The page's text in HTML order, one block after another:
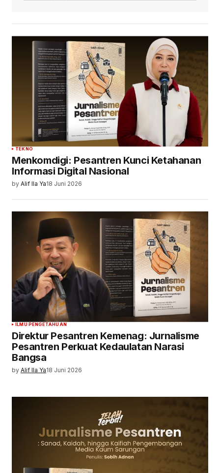
TEKNO
Menkomdigi: Pesantren Kunci Ketahanan
Informasi Digital Nasional
by Alif Ila Ya18 Juni 2026
ILMU PENGETAHUAN
Direktur Pesantren Kemenag: Jurnalisme
Pesantren Perkuat Kedaulatan Narasi
Bangsa
by Alif Ila Ya18 Juni 2026